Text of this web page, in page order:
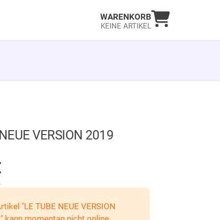
WARENKORB
KEINE ARTIKEL
Warenkorb
VERSION 2019
"LE TUBE NEUE VERSION